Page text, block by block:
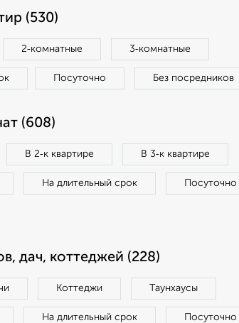
(530)
2‑комнатные 3‑комнатные
Посуточно Без посредников
(608)
В 2‑к квартире В 3‑к квартире
На длительный срок Посуточно
дач, коттеджей (228)
Коттеджи Таунхаусы
На длительный срок Посуточно